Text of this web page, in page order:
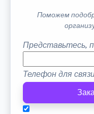
Поможем
Представьтесь,
Телефон для